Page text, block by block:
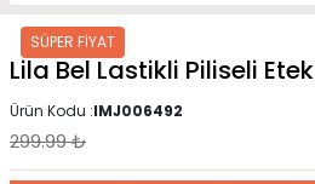
SÜPER FİYAT
Lila Bel Lastikli Piliseli Etek
Ürün Kodu :IMJ006492
299.99₺